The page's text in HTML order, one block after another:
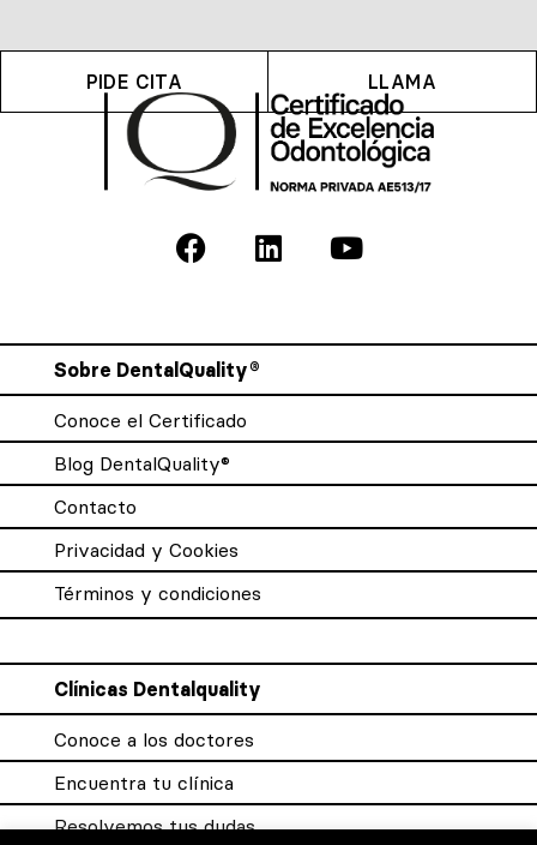
PIDE CITA LLAMA
Sobre DentalQuality®
Conoce el Certificado
Blog DentalQuality®
Contacto
Privacidad y Cookies
Términos y condiciones
Clínicas Dentalquality
Conoce a los doctores
Encuentra tu clínica
Resolvemos tus dudas